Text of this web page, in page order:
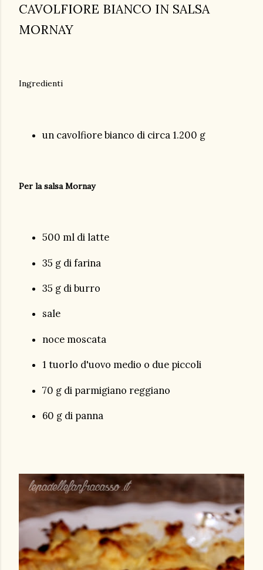
CAVOLFIORE BIANCO IN SALSA
MORNAY
Ingredienti
un cavolfiore bianco di circa 1.200 g
Per la salsa Mornay
500 ml di latte
35 g di farina
35 g di burro
sale
noce moscata
1 tuorlo d'uovo medio o due piccoli
70 g di parmigiano reggiano
60 g di panna